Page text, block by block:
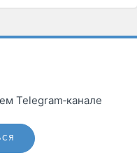
Telegram‑канале